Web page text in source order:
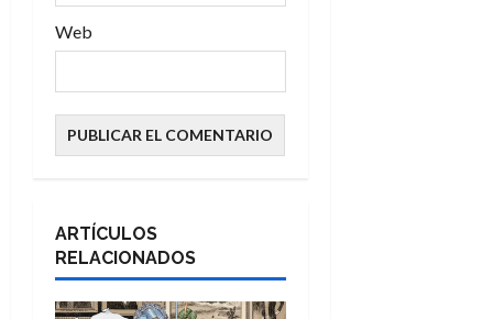
Web
ARTÍCULOS
RELACIONADOS